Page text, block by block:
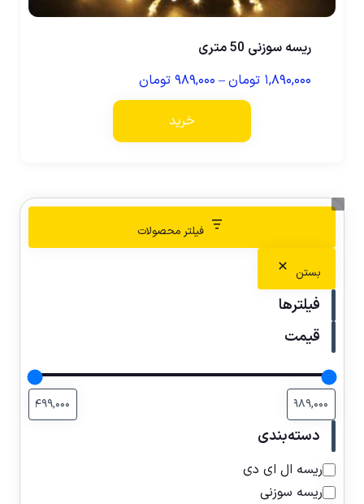
ریسه سوزنی 50 متری
۱,۸۹۰,۰۰۰ تومان– ۹۸۹,۰۰۰ تومان
خرید
فیلتر محصولات
بستن
فیلترها
قیمت
دسته‌بندی
ریسه ال ای دی
ریسه سوزنی